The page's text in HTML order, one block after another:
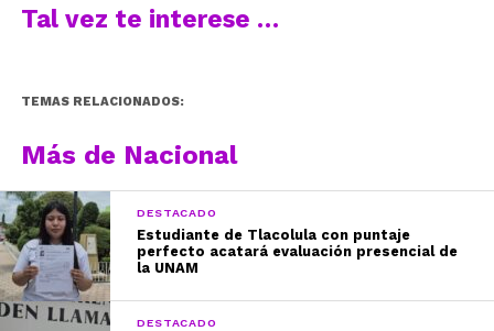
Tal vez te interese …
TEMAS RELACIONADOS:
Más de Nacional
DESTACADO
Estudiante de Tlacolula con puntaje
perfecto acatará evaluación presencial de
la UNAM
DESTACADO